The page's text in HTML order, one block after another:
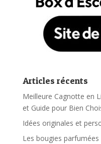
Articles récents
Meilleure Cagnotte en
et Guide pour Bien
Idées originales et
Les bougies